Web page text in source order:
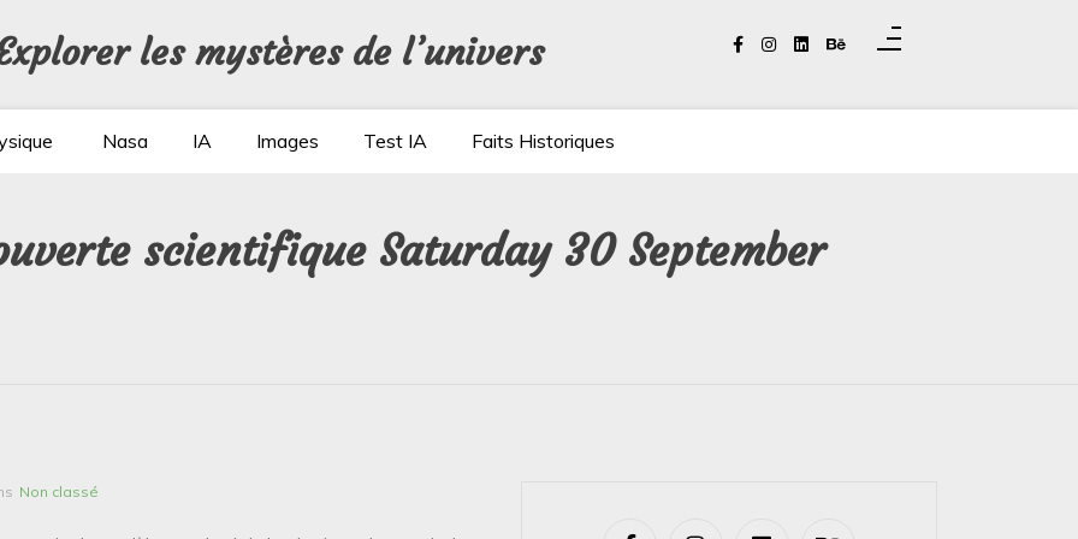
les mystères de l’univers
Nasa IA Images Test IA Faits Historiques
scientifique Saturday 30 September
Non classé